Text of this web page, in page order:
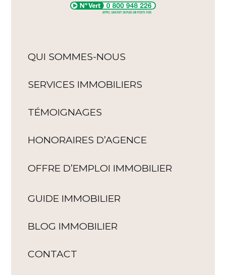
QUI SOMMES-NOUS
SERVICES IMMOBILIERS
TÉMOIGNAGES
HONORAIRES D’AGENCE
OFFRE D’EMPLOI IMMOBILIER
GUIDE IMMOBILIER
BLOG IMMOBILIER
CONTACT